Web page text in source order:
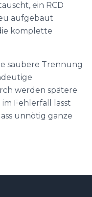
ein RCD
aufgebaut
komplette
saubere Trennung
werden spätere
Fehlerfall lässt
unnötig ganze